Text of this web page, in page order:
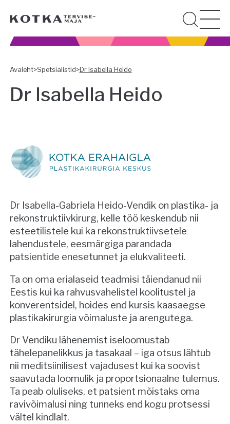
Avaleht>Spetsialistid>Dr Isabella Heido
Dr Isabella Heido
Dr Isabella-Gabriela Heido-Vendik on plastika- ja
rekonstruktiivkirurg, kelle töö keskendub nii
esteetilistele kui ka rekonstruktiivsetele
lahendustele, eesmärgiga parandada
patsientide enesetunnet ja elukvaliteeti.
Ta on oma erialaseid teadmisi täiendanud nii
Eestis kui ka rahvusvahelistel koolitustel ja
konverentsidel, hoides end kursis kaasaegse
plastikakirurgia võimaluste ja arengutega.
Dr Vendiku lähenemist iseloomustab
tähelepanelikkus ja tasakaal – iga otsus lähtub
nii meditsiinilisest vajadusest kui ka soovist
saavutada loomulik ja proportsionaalne tulemus.
Ta peab oluliseks, et patsient mõistaks oma
ravivõimalusi ning tunneks end kogu protsessi
vältel kindlalt.